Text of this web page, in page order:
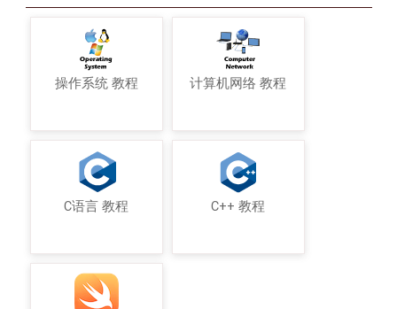
操作系统 教程 计算机网络 教程
C语言 教程 C++ 教程